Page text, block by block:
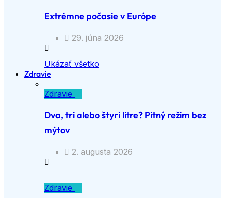
Extrémne počasie v Európe
29. júna 2026
Ukázať všetko
Zdravie
Zdravie
Dva, tri alebo štyri litre? Pitný režim bez
mýtov
2. augusta 2026
Zdravie